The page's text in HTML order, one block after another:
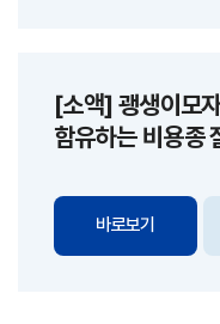
[소액] 괭생이모
함유하는 비용종
바로보기